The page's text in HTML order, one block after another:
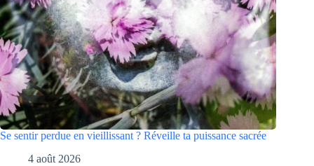
Se sentir perdue en vieillissant ? Réveille ta puissance sacrée
4 août 2026